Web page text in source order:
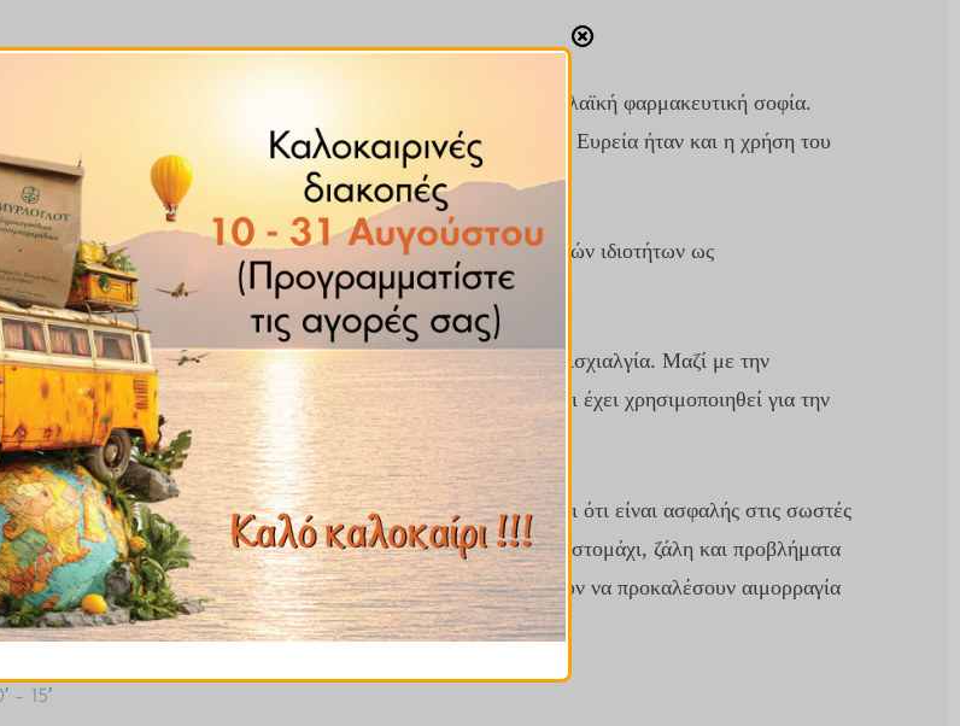
διαδραμάτισε σημαντικό ρόλο στην παραδοσιακή και λαϊκή φαρμακευτική σοφία.
για να προστατευτεί από τα μάγια της παντοδύναμης Κίρκης.
Ευρεία ήταν και η χρήση του
που του προσδίδουν μια ποικιλία φαρμακευτικών ιδιοτήτων ως
και εμμηναγωγό.
με την ουρική αρθρίτιδα, τους ρευματισμούς και την ισχιαλγία. Μαζί με την
θεωρήθηκε ότι αποβάλλει τα σκουλήκια από το σώμα και έχει χρησιμοποιηθεί για την
Είναι τοξικός σε όλες τις μορφές του, αν και πιστεύεται ότι είναι ασφαλής στις σωστές
όπως εξανθήματα, αλλαγές στη διάθεση, αναστάτωση στο στομάχι, ζάλη και προβλήματα
τον χρησιμοποιούν καθώς έχει έμμεσες ιδιότητες που μπορούν να προκαλέσουν αιμορραγία
– 15′